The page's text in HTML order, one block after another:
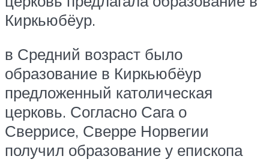
Киркьюбёур.
в Средний возраст было
образование в Киркьюбёур
предложенный католическая
церковь. Согласно Сага о
Сверрисе, Сверре Норвегии
получил образование у епископа